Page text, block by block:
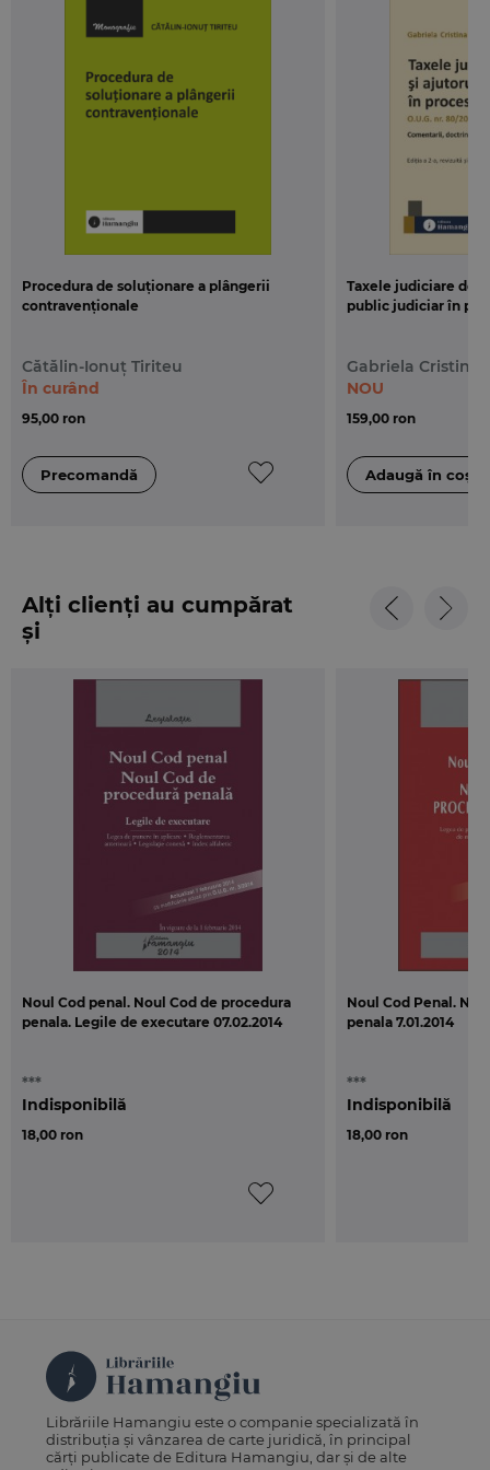
Procedura de soluționare a plângerii
contravenționale
Cătălin-Ionuț Tiriteu
95,00 ron
În curând
Taxele judiciare de
public judiciar în
Gabriela Cristina
159,00 ron
NOU
Alți clienți au cumpărat
și
Noul Cod penal. Noul Cod de procedura
penala. Legile de executare 07.02.2014
***
18,00 ron
Indisponibilă
Noul Cod Penal.
penala 7.01.2014
***
18,00 ron
Indisponibilă
Librăriile Hamangiu este o companie specializată în
distribuția și vânzarea de carte juridică, în principal
cărți publicate de Editura Hamangiu, dar și de alte